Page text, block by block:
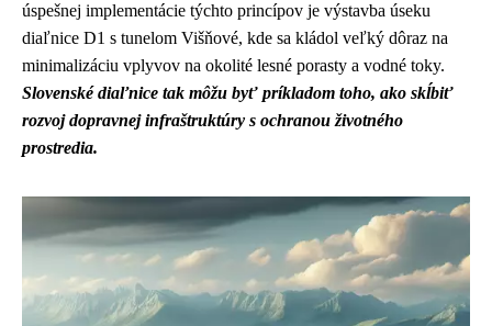
úspešnej implementácie týchto princípov je výstavba úseku
diaľnice D1 s tunelom Višňové, kde sa kládol veľký dôraz na
minimalizáciu vplyvov na okolité lesné porasty a vodné toky.
Slovenské diaľnice tak môžu byť príkladom toho, ako skĺbiť
rozvoj dopravnej infraštruktúry s ochranou životného
prostredia.